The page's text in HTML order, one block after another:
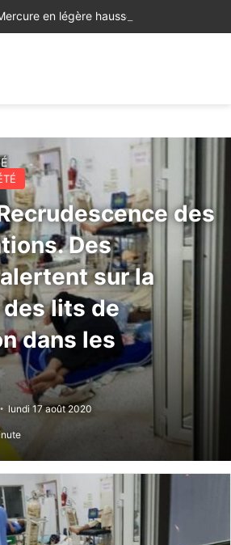
des
Des
sur la
lits de
dans les
lundi 17 août 2020